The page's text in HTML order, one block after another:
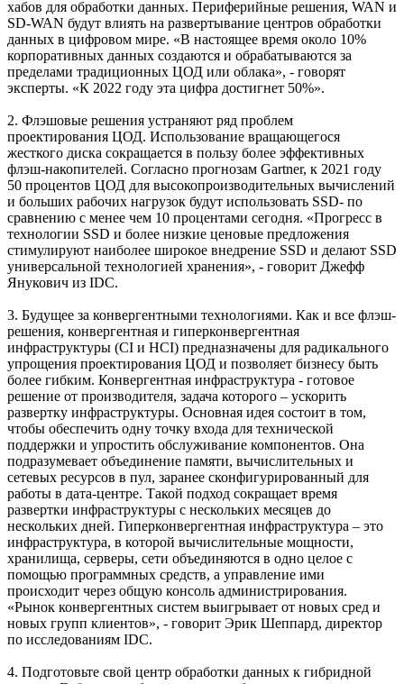
хабов для обработки данных. Периферийные решения, WAN и
SD-WAN будут влиять на развертывание центров обработки
данных в цифровом мире. «В настоящее время около 10%
корпоративных данных создаются и обрабатываются за
пределами традиционных ЦОД или облака», - говорят
эксперты. «К 2022 году эта цифра достигнет 50%».
2. Флэшовые решения устраняют ряд проблем
проектирования ЦОД. Использование вращающегося
жесткого диска сокращается в пользу более эффективных
флэш-накопителей. Согласно прогнозам Gartner, к 2021 году
50 процентов ЦОД для высокопроизводительных вычислений
и больших рабочих нагрузок будут использовать SSD- по
сравнению с менее чем 10 процентами сегодня. «Прогресс в
технологии SSD и более низкие ценовые предложения
стимулируют наиболее широкое внедрение SSD и делают SSD
универсальной технологией хранения», - говорит Джефф
Янукович из IDC.
3. Будущее за конвергентными технологиями. Как и все флэш-
решения, конвергентная и гиперконвергентная
инфраструктуры (CI и HCI) предназначены для радикального
упрощения проектирования ЦОД и позволяет бизнесу быть
более гибким. Конвергентная инфраструктура - готовое
решение от производителя, задача которого – ускорить
развертку инфраструктуры. Основная идея состоит в том,
чтобы обеспечить одну точку входа для технической
поддержки и упростить обслуживание компонентов. Она
подразумевает объединение памяти, вычислительных и
сетевых ресурсов в пул, заранее сконфигурированный для
работы в дата-центре. Такой подход сокращает время
развертки инфраструктуры с нескольких месяцев до
нескольких дней. Гиперконвергентная инфраструктура – это
инфраструктура, в которой вычислительные мощности,
хранилища, серверы, сети объединяются в одно целое с
помощью программных средств, а управление ими
происходит через общую консоль администрирования.
«Рынок конвергентных систем выигрывает от новых сред и
новых групп клиентов», - говорит Эрик Шеппард, директор
по исследованиям IDC.
4. Подготовьте свой центр обработки данных к гибридной